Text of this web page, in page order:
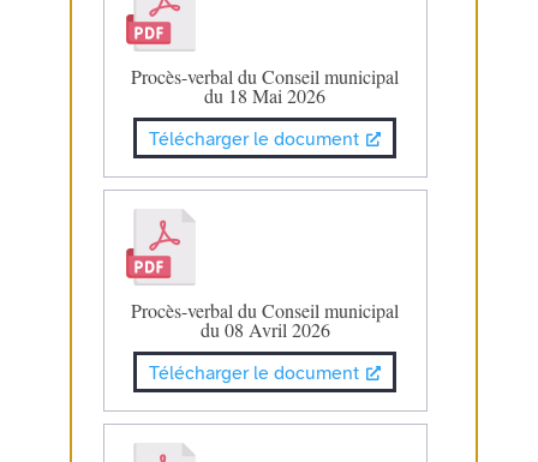
Procès-verbal du Conseil municipal
du 18 Mai 2026
Télécharger le document
Procès-verbal du Conseil municipal
du 08 Avril 2026
Télécharger le document